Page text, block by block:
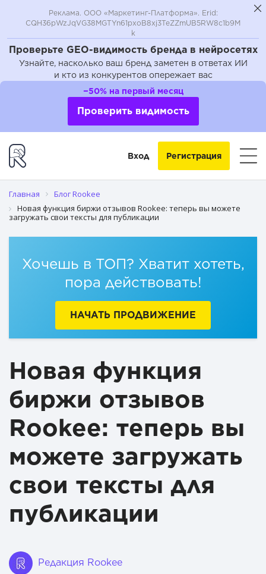
Проверьте GEO-видимость бренда в нейросетях
Узнайте, насколько ваш бренд заметен в ответах ИИ
и кто из конкурентов опережает вас
Реклама. ООО «Маркетинг-Платформа». Erid:
CQH36pWzJqVG38MGTYn61pxoB8xj3TeZZmUB5RW8c1b9M
k
−50% на первый месяц
Проверить видимость
Вход Регистрация
Главная
Блог Rookee
Новая функция биржи отзывов Rookee: теперь вы можете
загружать свои тексты для публикации
Хочешь в ТОП? Хватит хотеть,
пора действовать!
НАЧАТЬ ПРОДВИЖЕНИЕ
Новая функция
биржи отзывов
Rookee: теперь вы
можете загружать
свои тексты для
публикации
Редакция Rookee
Что это значит для вас?
Как загрузить свой текст?